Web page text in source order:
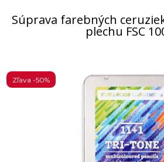
Súprava farebných
plechu FSC
Zľava -50%